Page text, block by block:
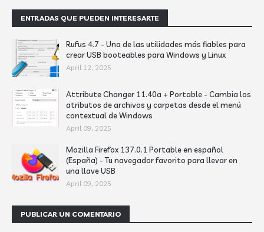
ENTRADAS QUE PUEDEN INTERESARTE
Rufus 4.7 - Una de las utilidades más fiables para
crear USB booteables para Windows y Linux
April 12, 2025
Attribute Changer 11.40a + Portable - Cambia los
atributos de archivos y carpetas desde el menú
contextual de Windows
April 09, 2025
Mozilla Firefox 137.0.1 Portable en español
(España) - Tu navegador favorito para llevar en
una llave USB
April 09, 2025
PUBLICAR UN COMENTARIO